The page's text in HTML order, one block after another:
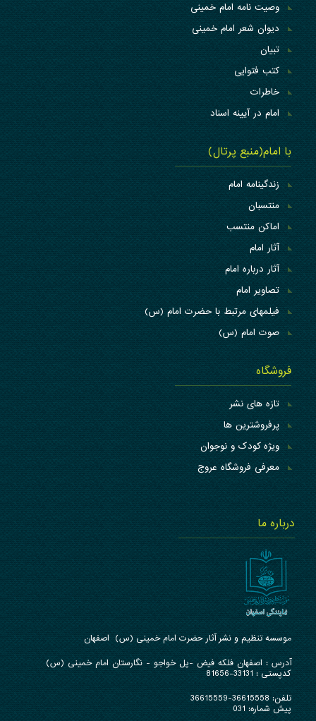
وصیت نامه امام خمینی
دیوان شعر امام خمینی
تبیان
کتب فتوایی
خاطرات
امام در آیینه اسناد
با امام(منبع پرتال)
زندگینامه امام
منتسبان
اماکن منتسب
آثار امام
آثار درباره امام
تصاویر امام
فیلمهای مرتبط با حضرت امام (س)
صوت امام (س)
فروشگاه
تازه های نشر
پرفروشترین ها
ویژه کودک و نوجوان
معرفی فروشگاه عروج
درباره ما
موسسه تنظیم و نشر آثار حضرت امام خمینی (س) اصفهان
آدرس : اصفهان فلکه فیض -پل خواجو - نگارستان امام خمینی (س)
کدپستی : 33131-81656
تلفن: 36615558-36615559
پیش شماره: 031